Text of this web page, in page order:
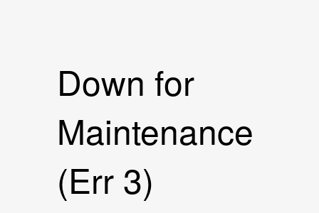
Down for
Maintenance
(Err 3)